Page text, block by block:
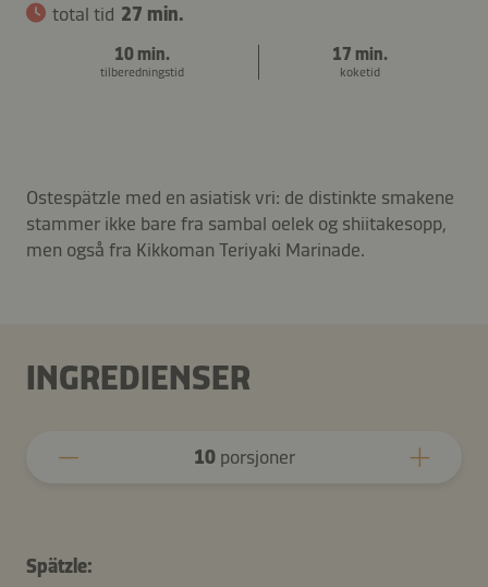
total tid 27 min.
10 min.
tilberedningstid
17 min.
koketid
Ostespätzle med en asiatisk vri: de distinkte smakene
stammer ikke bare fra sambal oelek og shiitakesopp,
men også fra Kikkoman Teriyaki Marinade.
INGREDIENSER
10porsjoner
Spätzle: